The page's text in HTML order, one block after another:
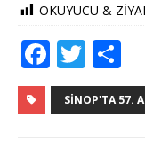
OKUYUCU &
F
a
c
T
w
it
h
SINOP'TA 57.